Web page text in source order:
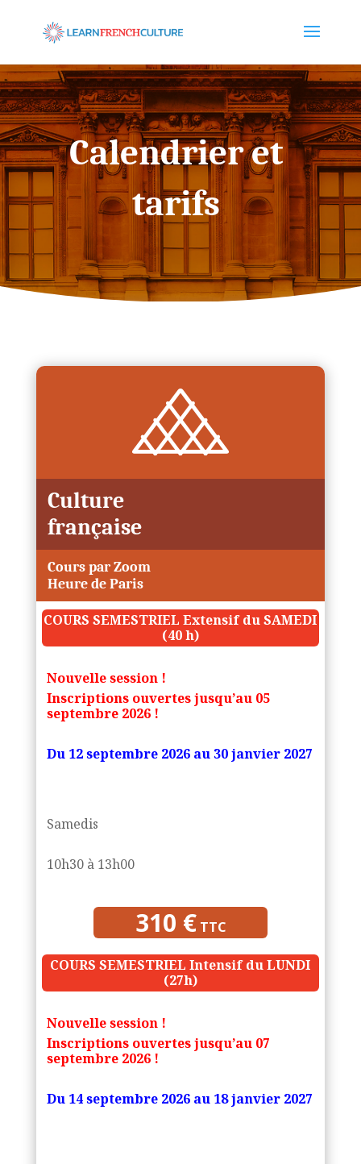
Calendrier et
tarifs
Culture
française
Cours par Zoom
Heure de Paris
COURS SEMESTRIEL Extensif du SAMEDI
(40 h)
Nouvelle session !
Inscriptions ouvertes jusqu’au 05
septembre 2026 !
Du 12 septembre 2026 au 30 janvier 2027
Samedis
10h30 à 13h00
310 € TTC
COURS SEMESTRIEL Intensif du LUNDI
(27h)
Nouvelle session !
Inscriptions ouvertes jusqu’au 07
septembre 2026 !
Du14 septembre 2026 au 18 janvier 2027